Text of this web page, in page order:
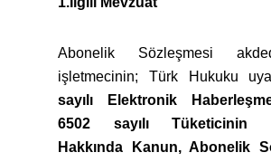
Abonelik Sözleşmesi
işletmecinin; Türk Hukuku
sayılı Elektronik
6502 sayılı Tüketicinin
Hakkında Kanun, Abonelik